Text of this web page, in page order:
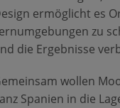
ermöglicht es
zu
die Ergebnisse
wollen
Spanien in die